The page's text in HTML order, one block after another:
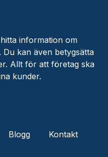
information om
kan även betygsätta
Allt för att företag ska
kunder.
Blogg
Kontakt